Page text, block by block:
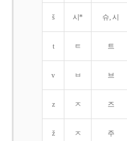
š 시* 슈, 시
t ㅌ 트
v ㅂ 브
z ㅈ 즈
ž ㅈ 주